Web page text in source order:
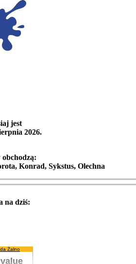
jest
2026.
Konrad, Sykstus, Olechna
na dziś:
Żalno